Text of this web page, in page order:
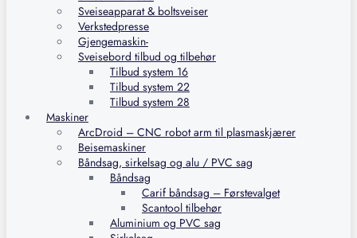
Sveiseapparat & boltsveiser
Verkstedpresse
Gjengemaskin-
Sveisebord tilbud og tilbehør
Tilbud system 16
Tilbud system 22
Tilbud system 28
Maskiner
ArcDroid – CNC robot arm til plasmaskjærer
Beisemaskiner
Båndsag, sirkelsag og alu / PVC sag
Båndsag
Carif båndsag – Førstevalget
Scantool tilbehør
Aluminium og PVC sag